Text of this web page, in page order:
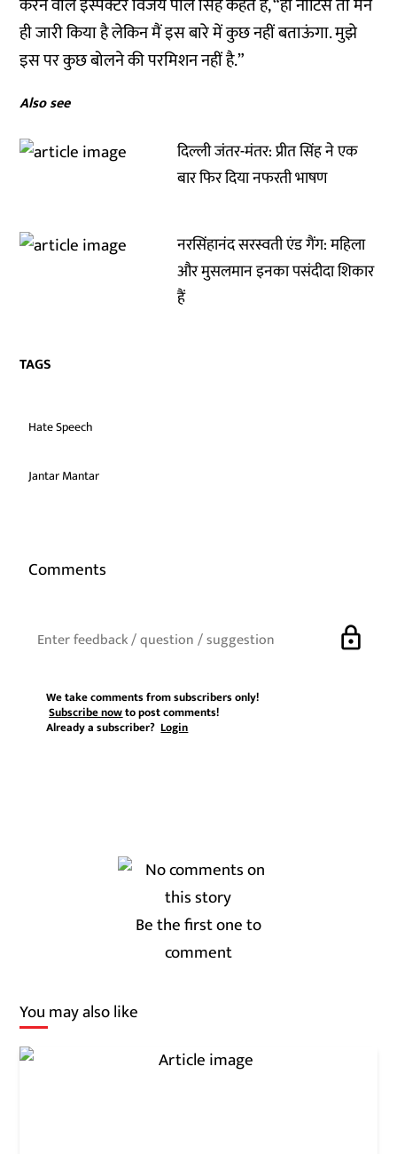
करने वाले इंस्पेक्टर विजय पाल सिंह कहते हैं, “हां नोटिस तो मैंने
ही जारी किया है लेकिन मैं इस बारे में कुछ नहीं बताऊंगा. मुझे
इस पर कुछ बोलने की परमिशन नहीं है.”
Also see
दिल्ली जंतर-मंतर: प्रीत सिंह ने एक
बार फिर दिया नफरती भाषण
नरसिंहानंद सरस्वती एंड गैंग: महिला
और मुसलमान इनका पसंदीदा शिकार
हैं
TAGS
Hate Speech
Jantar Mantar
Comments
lock
We take comments from subscribers only!
Subscribe nowto post comments!
Already a subscriber?Login
Be the first one to
comment
You may also like